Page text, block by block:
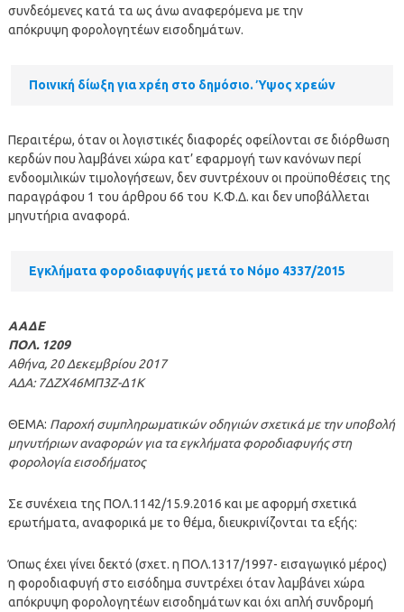
συνδεόμενες κατά τα ως άνω αναφερόμενα με την
απόκρυψη φορολογητέων εισοδημάτων.
Ποινική δίωξη για χρέη στο δημόσιο. Ύψος χρεών
Περαιτέρω, όταν οι λογιστικές διαφορές οφείλονται σε διόρθωση
κερδών που λαμβάνει χώρα κατ’ εφαρμογή των κανόνων περί
ενδοομιλικών τιμολογήσεων, δεν συντρέχουν οι προϋποθέσεις της
παραγράφου 1 του άρθρου 66 του Κ.Φ.Δ. και δεν υποβάλλεται
μηνυτήρια αναφορά.
Εγκλήματα φοροδιαφυγής μετά το Νόμο 4337/2015
ΑΑΔΕ
ΠΟΛ. 1209
Αθήνα, 20 Δεκεμβρίου 2017
ΑΔΑ: 7ΔΖΧ46ΜΠ3Ζ-Δ1Κ
ΘΕΜΑ: Παροχή συμπληρωματικών οδηγιών σχετικά με την υποβολή
μηνυτήριων αναφορών για τα εγκλήματα φοροδιαφυγής στη
φορολογία εισοδήματος
Σε συνέχεια της ΠΟΛ.1142/15.9.2016 και με αφορμή σχετικά
ερωτήματα, αναφορικά με το θέμα, διευκρινίζονται τα εξής:
Όπως έχει γίνει δεκτό (σχετ. η ΠΟΛ.1317/1997- εισαγωγικό μέρος)
η φοροδιαφυγή στο εισόδημα συντρέχει όταν λαμβάνει χώρα
απόκρυψη φορολογητέων εισοδημάτων και όχι απλή συνδρομή